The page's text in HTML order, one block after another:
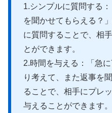
1.シンプルに質問する
を聞かせてもらえる？
に質問することで、相
とができます。
2.時間を与える：「急
り考えて、また返事を
ることで、相手にプレ
与えることができます。